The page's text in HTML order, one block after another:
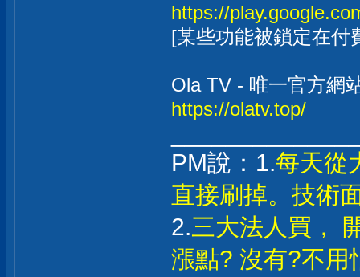
https://
[某些功能被鎖定在付
Ola TV - 唯一官方網
https://olatv.top/
PM說：1.每天從
直接刷掉。技術
2.三大法人買，
漲點? 沒有?不用